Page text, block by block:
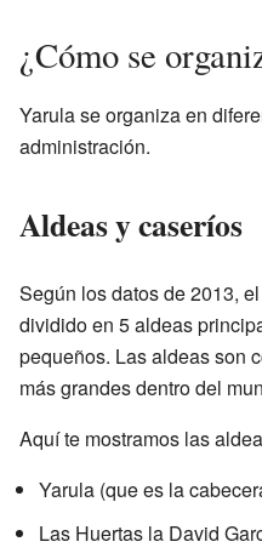
¿Cómo se
Yarula se organiza en
administración.
Aldeas y caseríos
Según los datos de 2013,
dividido en 5 aldeas
pequeños. Las aldeas son
más grandes dentro del
Aquí te mostramos las
Yarula (que es la
Las Huertas la David